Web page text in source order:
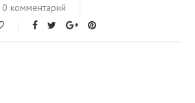
0 комментарий